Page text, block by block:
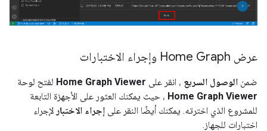
عرض Home Graph وإجراء الاختبارات
ضمن الوصول السريع ، انقر على Home Graph Viewer لفتح لوحة
Home Graph Viewer ، حيث يمكنك العثور على الأجهزة التابعة
للمشروع الذي اخترته. يمكنك أيضًا النقر على إجراء الاختبار لإجراء
اختبارات للجهاز.